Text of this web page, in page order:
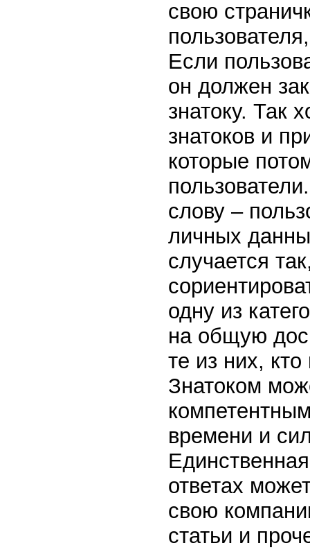
свою
Если
он должен
знатоку. Так
знатоков и
которые
слову –
личных
случается
одну из
на общую
те из них,
Знатоком
времени и
ответах
свою
статьи и